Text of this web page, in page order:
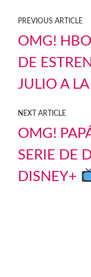
PREVIOUS ARTICLE
OMG!
DE
JULIO A
NEXT ARTICLE
OMG!
SERIE DE
DISNEY+